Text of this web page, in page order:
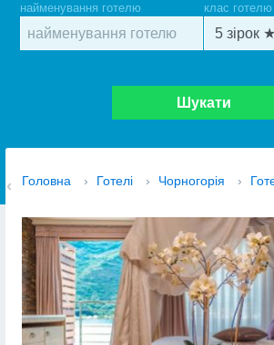
найменування готелю клас готелю
Шукати
Головна › Готелі › Чорногорія ›